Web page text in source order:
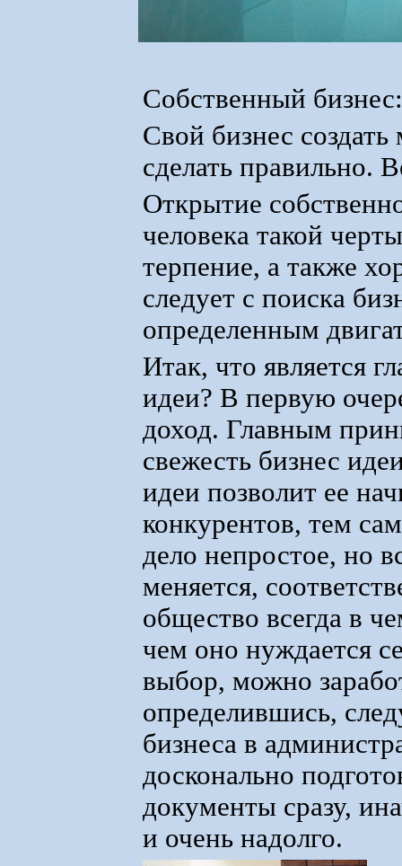
Собственный
Свой бизнес
сделать правильно.
Открытие
человека такой
терпение, а также
следует с поиска
определенным
Итак, что является
идеи? В первую
доход. Главным
свежесть бизнес
идеи позволит ее
конкурентов, тем
дело непростое, но
меняется,
общество всегда в
чем оно нуждается
выбор, можно
определившись,
бизнеса в
досконально
документы сразу,
и очень надолго.